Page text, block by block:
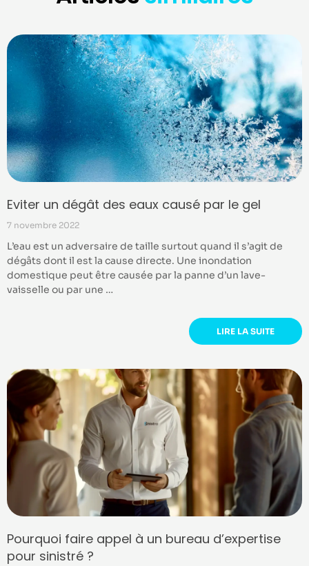
Eviter un dégât des eaux causé par le gel
7 novembre 2022
L’eau est un adversaire de taille surtout quand il s’agit de
dégâts dont il est la cause directe. Une inondation
domestique peut être causée par la panne d’un lave-
vaisselle ou par une …
LIRE LA SUITE
Pourquoi faire appel à un bureau d’expertise
pour sinistré ?